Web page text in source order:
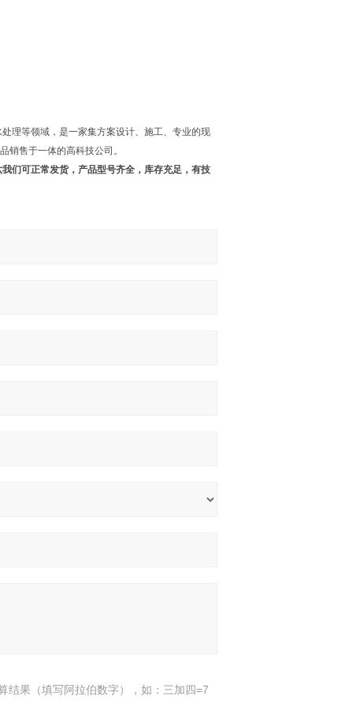
理等领域，是一家集方案设计、施工、专业的现
销售于一体的高科技公司。
们可正常发货，产品型号齐全，库存充足，有技
结果（填写阿拉伯数字），如：三加四=7